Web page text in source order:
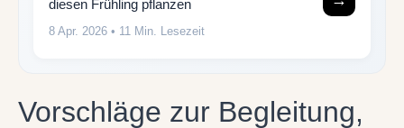
diesen Frühling pflanzen
8 Apr. 2026 • 11 Min. Lesezeit
Vorschläge zur Begleitung,